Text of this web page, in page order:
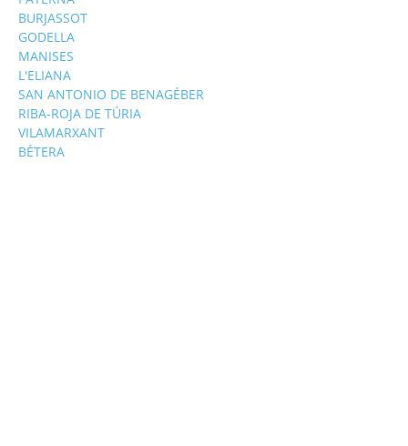
BURJASSOT
GODELLA
MANISES
L'ELIANA
SAN ANTONIO DE BENAGÉBER
RIBA-ROJA DE TÚRIA
VILAMARXANT
BÉTERA